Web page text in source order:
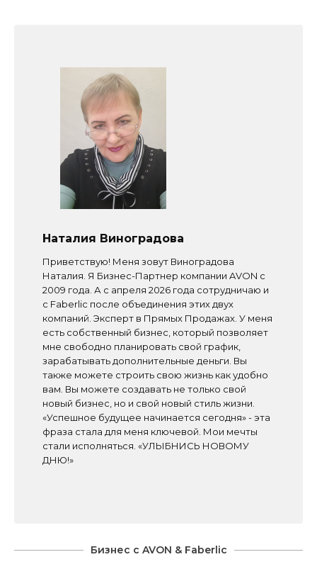
Наталия Виноградова
Приветствую! Меня зовут Виноградова
Наталия. Я Бизнес-Партнер компании AVON с
2009 года. А с апреля 2026 года сотрудничаю и
с Faberlic после объединения этих двух
компаний. Эксперт в Прямых Продажах. У меня
есть собственный бизнес, который позволяет
мне свободно планировать свой график,
зарабатывать дополнительные деньги. Вы
также можете строить свою жизнь как удобно
вам. Вы можете создавать не только свой
новый бизнес, но и свой новый стиль жизни.
«Успешное будущее начинается сегодня» - эта
фраза стала для меня ключевой. Мои мечты
стали исполняться. «УЛЫБНИСЬ НОВОМУ
ДНЮ!»
Бизнес с AVON & Faberlic